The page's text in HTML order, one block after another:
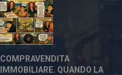
COMPRAVENDITA
IMMOBILIARE. QUANDO LA